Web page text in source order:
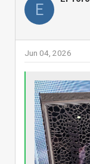
E
Jun 04, 2026